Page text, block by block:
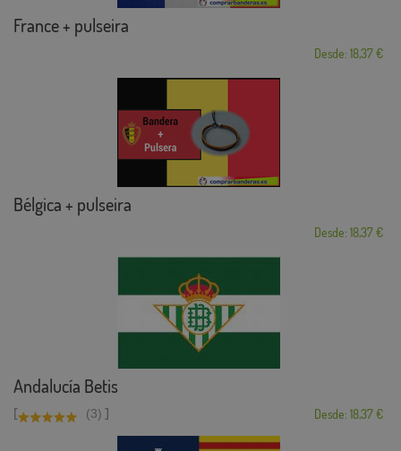
France + pulseira
Desde: 18,37 €
Bélgica + pulseira
Desde: 18,37 €
Andalucía Betis
[ (3) ] Desde: 18,37 €